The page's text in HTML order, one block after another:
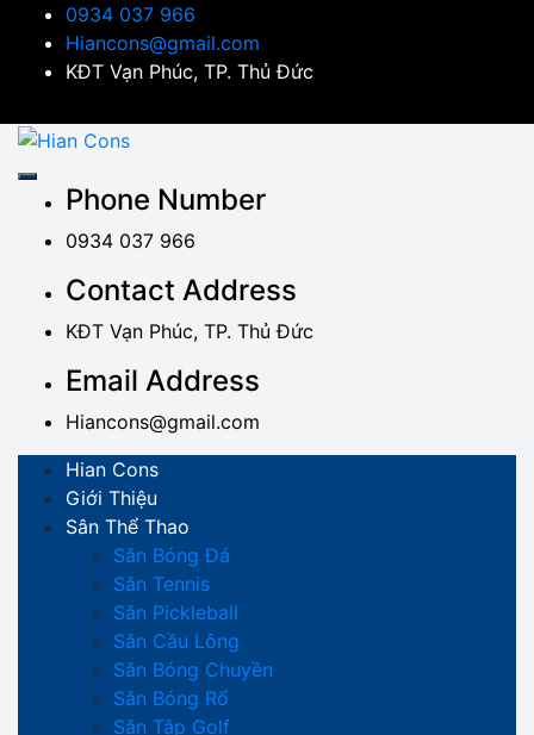
content
0934 037 966
Hiancons@gmail.com
KĐT Vạn Phúc, TP. Thủ Đức
Hian Cons
Thiết Kế Thi Công Sân Thể Thao Chuyên Nghiệp
Phone Number
0934 037 966
Contact Address
KĐT Vạn Phúc, TP. Thủ Đức
Email Address
Hiancons@gmail.com
Hian Cons
Giới Thiệu
Sân Thể Thao
Sân Bóng Đá
Sân Tennis
Sân Pickleball
Sân Cầu Lông
Sân Bóng Chuyền
Sân Bóng Rổ
Sân Tập Golf